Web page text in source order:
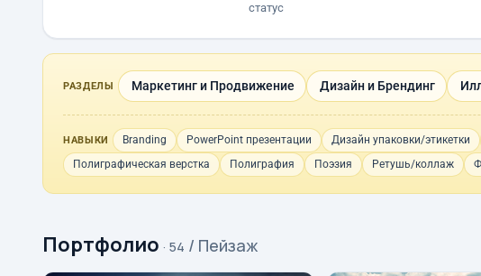
статус
РАЗДЕЛЫ Маркетинг и Продвижение Дизайн и Брендинг
НАВЫКИ Branding PowerPoint презентации Дизайн упаковки/этикетки
Полиграфическая верстка
Полиграфия Поэзия Ретушь/коллаж
Портфолио · 54 / Пейзаж